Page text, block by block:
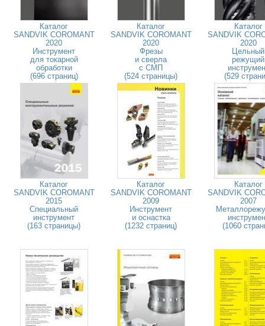
Каталог
SANDVIK COROMANT
2020
Инструмент
для токарной
обработки
(696 страниц)
Каталог
SANDVIK COROMANT
2020
Фрезы
и сверла
с СМП
(524 страницы)
Каталог
SANDVIK
2020
Цельный
режущий
(529
Каталог
SANDVIK COROMANT
2015
Специальный
инструмент
(163 страницы)
Каталог
SANDVIK COROMANT
2009
Инструмент
и оснастка
(1232 страниц)
Каталог
SANDVIK
2007
(1060